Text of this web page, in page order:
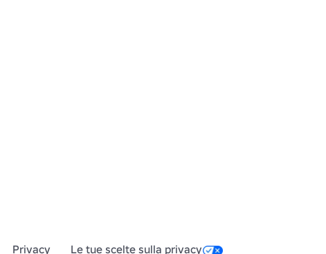
Privacy Le tue scelte sulla privacy